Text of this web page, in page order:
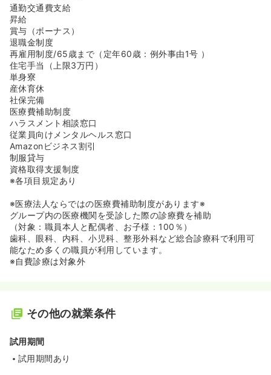
通勤交通費支給
昇給
賞与（ボーナス）
退職金制度
再雇用制度/65歳まで（定年60歳：例外事由1号 ）
住宅手当（上限3万円）
単身寮
産休育休
社保完備
医療費補助制度
ハラスメント相談窓口
従業員向けメンタルヘルス窓口
Amazonビジネス割引
制服貸与
資格取得支援制度
※各項目規定あり
※医療法人ならではの医療費補助制度があります※
グループ内の医療機関を受診した際の診療費を補助
（対象：職員本人と配偶者、お子様：100％）
歯科、眼科、内科、小児科、整形外科など総合診療科で利用可
能なため多くの職員が利用しています。
※自費診療は対象外
その他の就業条件
試用期間
試用期間あり